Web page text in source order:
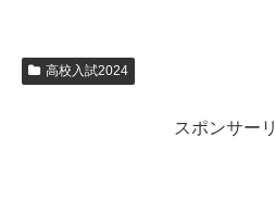
高校入試2024
スポンサー